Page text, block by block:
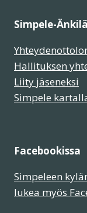
Simpele-
Hallituksen
Liity jäseneksi
Simpele
Facebookissa
Simpeleen
lukea myös